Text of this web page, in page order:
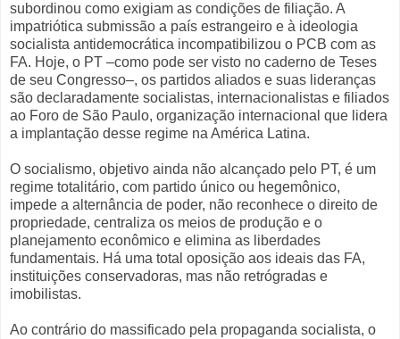
subordinou como exigiam as condições de filiação. A
impatriótica submissão a país estrangeiro e à ideologia
socialista antidemocrática incompatibilizou o PCB com as
FA. Hoje, o PT –como pode ser visto no caderno de Teses
de seu Congresso–, os partidos aliados e suas lideranças
são declaradamente socialistas, internacionalistas e filiados
ao Foro de São Paulo, organização internacional que lidera
a implantação desse regime na América Latina.
O socialismo, objetivo ainda não alcançado pelo PT, é um
regime totalitário, com partido único ou hegemônico,
impede a alternância de poder, não reconhece o direito de
propriedade, centraliza os meios de produção e o
planejamento econômico e elimina as liberdades
fundamentais. Há uma total oposição aos ideais das FA,
instituições conservadoras, mas não retrógradas e
imobilistas.
Ao contrário do massificado pela propaganda socialista, o